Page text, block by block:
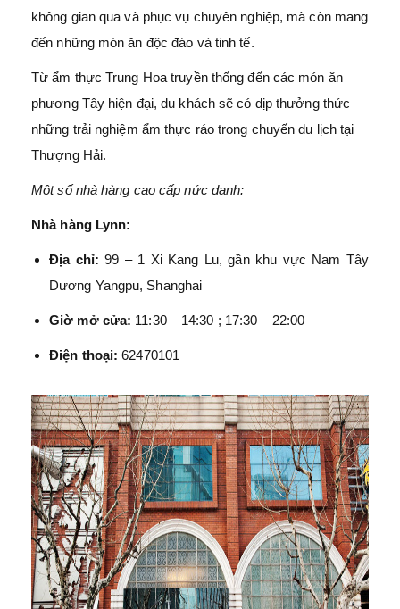
không gian qua và phục vụ chuyên nghiệp, mà còn mang
đến những món ăn độc đáo và tinh tế.
Từ ẩm thực Trung Hoa truyền thống đến các món ăn
phương Tây hiện đại, du khách sẽ có dịp thưởng thức
những trải nghiệm ẩm thực ráo trong chuyến du lịch tại
Thượng Hải.
Một số nhà hàng cao cấp nức danh:
Nhà hàng Lynn:
Địa chỉ: 99 – 1 Xi Kang Lu, gần khu vực Nam Tây
Dương Yangpu, Shanghai
Giờ mở cửa: 11:30 – 14:30 ; 17:30 – 22:00
Điện thoại: 62470101